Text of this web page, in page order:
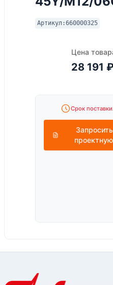
Артикул:660000325
Цена
28 191 ₽
Срок